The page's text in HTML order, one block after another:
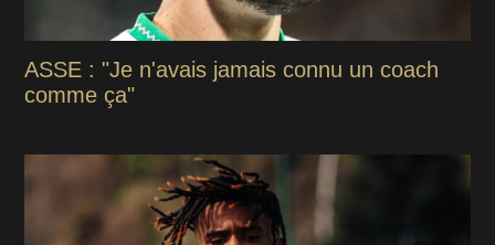
ASSE : "Je n'avais jamais connu un coach
comme ça"